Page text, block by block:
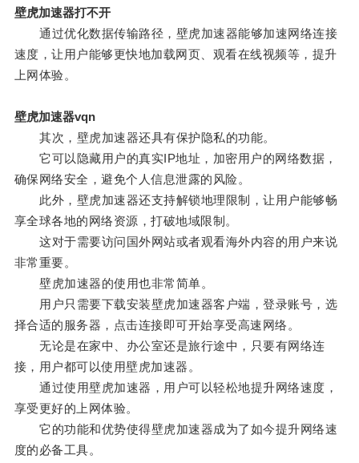
壁虎加速器打不开
通过优化数据传输路径，壁虎加速器能够加速网络连接
速度，让用户能够更快地加载网页、观看在线视频等，提升
上网体验。
壁虎加速器vqn
其次，壁虎加速器还具有保护隐私的功能。
它可以隐藏用户的真实IP地址，加密用户的网络数据，
确保网络安全，避免个人信息泄露的风险。
此外，壁虎加速器还支持解锁地理限制，让用户能够畅
享全球各地的网络资源，打破地域限制。
这对于需要访问国外网站或者观看海外内容的用户来说
非常重要。
壁虎加速器的使用也非常简单。
用户只需要下载安装壁虎加速器客户端，登录账号，选
择合适的服务器，点击连接即可开始享受高速网络。
无论是在家中、办公室还是旅行途中，只要有网络连
接，用户都可以使用壁虎加速器。
通过使用壁虎加速器，用户可以轻松地提升网络速度，
享受更好的上网体验。
它的功能和优势使得壁虎加速器成为了如今提升网络速
度的必备工具。